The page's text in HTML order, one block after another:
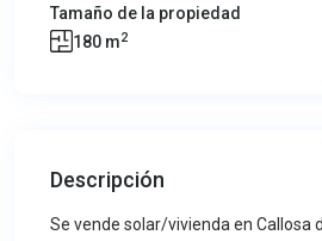
Tamaño de la propiedad
180 m2
Descripción
Se vende solar/vivienda en Callosa